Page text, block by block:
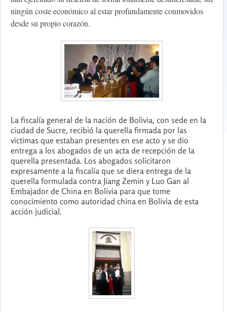
ningún coste económico al estar profundamente conmovidos
desde su propio corazón.
La fiscalía general de la nación de Bolivia, con sede en la
ciudad de Sucre, recibió la querella firmada por las
victimas que estaban presentes en ese acto y se dio
entrega a los abogados de un acta de recepción de la
querella presentada. Los abogados solicitaron
expresamente a la fiscalía que se diera entrega de la
querella formulada contra Jiang Zemin y Luo Gan al
Embajador de China en Bolivia para que tome
conocimiento como autoridad china en Bolivia de esta
acción judicial.